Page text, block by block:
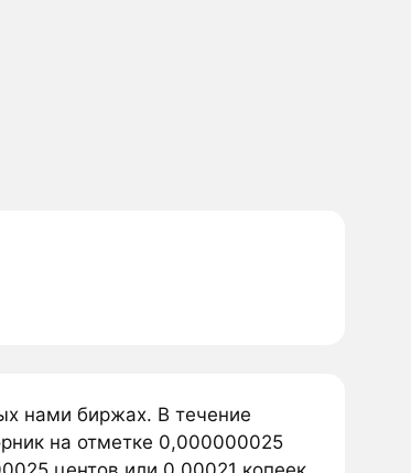
нами биржах. В течение
на отметке 0,000000025